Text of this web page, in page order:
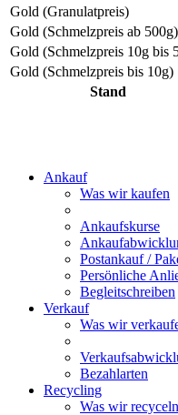
Gold (Granulatpreis)
Gold (Schmelzpreis ab 500g)
Gold (Schmelzpreis 10g bis
Gold (Schmelzpreis bis 10g)
Stand
Ankauf
Was wir kaufen
Ankaufskurse
Postankauf /
Persönliche
Begleitschreiben
Verkauf
Was wir
Bezahlarten
Recycling
Was wir recyceln